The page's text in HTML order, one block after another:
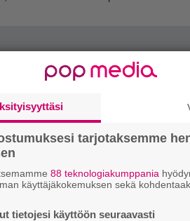
tarjotaksemme
88 teknologiakumppania
käyttäjäkokemuksen sekä
tietojesi käyttöön seuraavasti